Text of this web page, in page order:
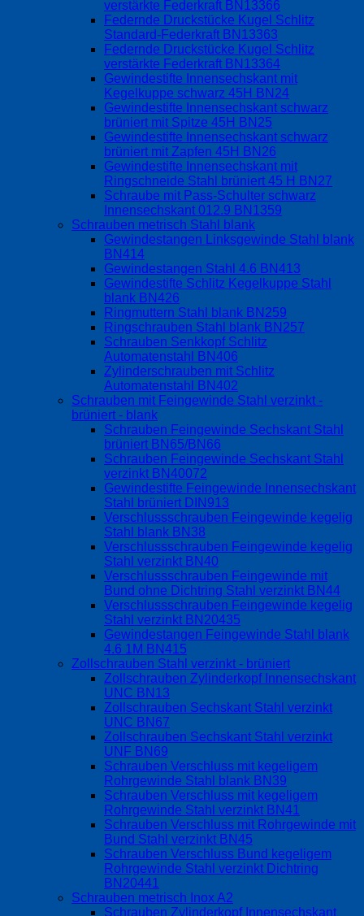
verstärkte Federkraft BN13366
Federnde Druckstücke Kugel Schlitz
Standard-Federkraft BN13363
Federnde Druckstücke Kugel Schlitz
verstärkte Federkraft BN13364
Gewindestifte Innensechskant mit
Kegelkuppe schwarz 45H BN24
Gewindestifte Innensechskant schwarz
brüniert mit Spitze 45H BN25
Gewindestifte Innensechskant schwarz
brüniert mit Zapfen 45H BN26
Gewindestifte Innensechskant mit
Ringschneide Stahl brüniert 45 H BN27
Schraube mit Pass-Schulter schwarz
Innensechskant 012.9 BN1359
Schrauben metrisch Stahl blank
Gewindestangen Linksgewinde Stahl blank
BN414
Gewindestangen Stahl 4.6 BN413
Gewindestifte Schlitz Kegelkuppe Stahl
blank BN426
Ringmuttern Stahl blank BN259
Ringschrauben Stahl blank BN257
Schrauben Senkkopf Schlitz
Automatenstahl BN406
Zylinderschrauben mit Schlitz
Automatenstahl BN402
Schrauben mit Feingewinde Stahl verzinkt -
brüniert - blank
Schrauben Feingewinde Sechskant Stahl
brüniert BN65/BN66
Schrauben Feingewinde Sechskant Stahl
verzinkt BN40072
Gewindestifte Feingewinde Innensechskant
Stahl brüniert DIN913
Verschlussschrauben Feingewinde kegelig
Stahl blank BN38
Verschlussschrauben Feingewinde kegelig
Stahl verzinkt BN40
Verschlussschrauben Feingewinde mit
Bund ohne Dichtring Stahl verzinkt BN44
Verschlussschrauben Feingewinde kegelig
Stahl verzinkt BN20435
Gewindestangen Feingewinde Stahl blank
4.6 1M BN415
Zollschrauben Stahl verzinkt - brüniert
Zollschrauben Zylinderkopf Innensechskant
UNC BN13
Zollschrauben Sechskant Stahl verzinkt
UNC BN67
Zollschrauben Sechskant Stahl verzinkt
UNF BN69
Schrauben Verschluss mit kegeligem
Rohrgewinde Stahl blank BN39
Schrauben Verschluss mit kegeligem
Rohrgewinde Stahl verzinkt BN41
Schrauben Verschluss mit Rohrgewinde mit
Bund Stahl verzinkt BN45
Schrauben Verschluss Bund kegeligem
Rohrgewinde Stahl verzinkt Dichtring
BN20441
Schrauben metrisch Inox A2
Schrauben Zylinderkopf Innensechskant